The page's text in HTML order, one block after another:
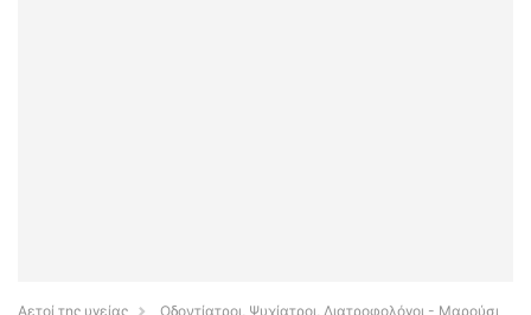
Αετοί της υγείας
Οδοντίατροι, Ψυχίατροι, Διατροφολόγοι - Μαρούσι